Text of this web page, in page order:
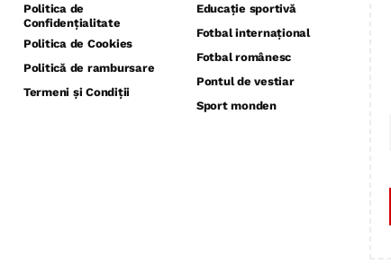
Politica de
Confidențialitate
Politica de Cookies
Politică de rambursare
Termeni și Condiții
Educație sportivă
Fotbal internațional
Fotbal românesc
Pontul de vestiar
Sport monden